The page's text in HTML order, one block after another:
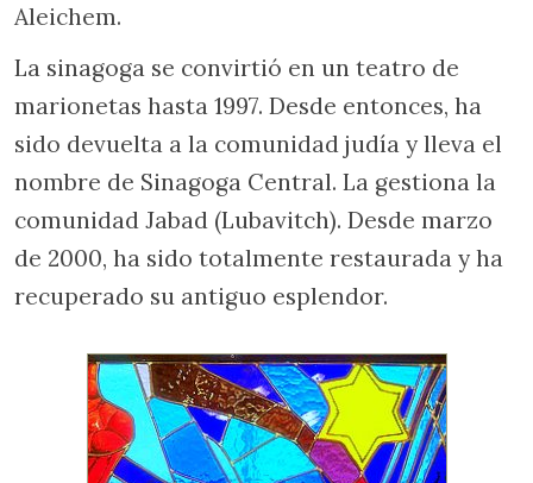
Aleichem.
La sinagoga se convirtió en un teatro de
marionetas hasta 1997. Desde entonces, ha
sido devuelta a la comunidad judía y lleva el
nombre de Sinagoga Central. La gestiona la
comunidad Jabad (Lubavitch). Desde marzo
de 2000, ha sido totalmente restaurada y ha
recuperado su antiguo esplendor.